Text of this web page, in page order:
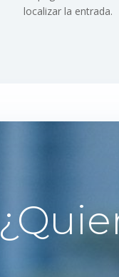
localizar la entrada.